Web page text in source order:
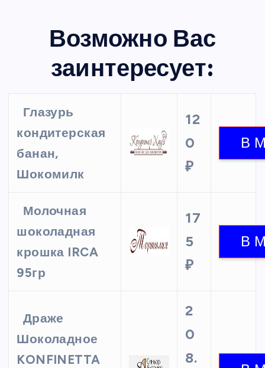
Возможно Вас
заинтересует:
Глазурь
кондитерская
банан,
Шокомилк
12
0
₽
Молочная
шоколадная
крошка IRCA
95гр
17
5
₽
Драже
Шоколадное
KONFINETTA
2
0
8.